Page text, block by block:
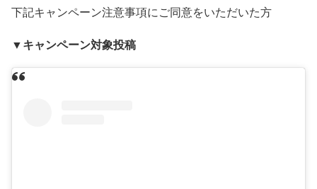
下記キャンペーン注意事項にご同意をいただいた方
▼キャンペーン対象投稿